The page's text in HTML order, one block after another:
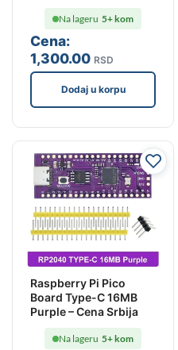
Cena:
1,300.00 RSD
Na lageru 5+ kom
Dodaj u korpu
Raspberry Pi Pico
Board Type-C 16MB
Purple – Cena Srbija
Na lageru 5+ kom